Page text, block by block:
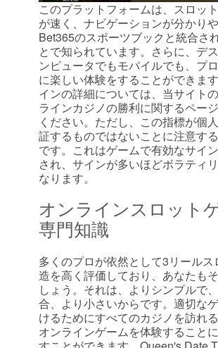
このプラットフォームは、スロッ
が速く、ナビゲーションが分かりや
Bet365のスポーツブックと統合さ
とで知られています。さらに、デ
ンピュータでもモバイルでも、プ
に楽しい体験をすることができま
インの詳細については、当サイト
ラインカジノの勝利に関するペー
ください。ただし、この指標が個
証するものではないことに注意す
です。これはゲームで有効なサイ
され、サインが多いほどボラティ
なります。
オンラインスロット
専門知識
多くのプロが依然として3リールス
造を高く評価しており、あなたも
しょう。それは、よりシンプルで
合、より小さいからです。適切な
けるためにすべてのカジノを訪れる
オンラインゲームを体験すること